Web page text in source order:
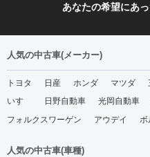
あなたの希望にあ
人気の中古車(メーカー)
トヨタ 日産 ホンダ マツダ
いすゞ
日野自動車 光岡自動車
フォルクスワーゲン
アウデイ ボ
人気の中古車(車種)